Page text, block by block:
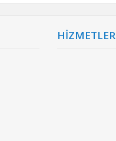
HİZMETLER